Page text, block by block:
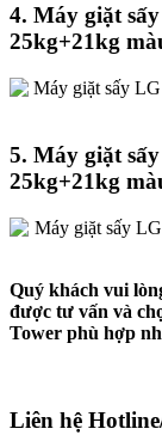
4. Máy giặt
25kg+21kg
5. Máy giặt
25kg+21kg
Quý khách vui
được tư vấn và
Tower phù hợp
Liên hệ